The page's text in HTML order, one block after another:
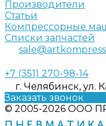
Производители
Статьи
Компрессорные
Списки запчастей
+7 (351) 270-98-14
г. Челябинск, ул.
Заказать звонок
© 2005-2026 ООО